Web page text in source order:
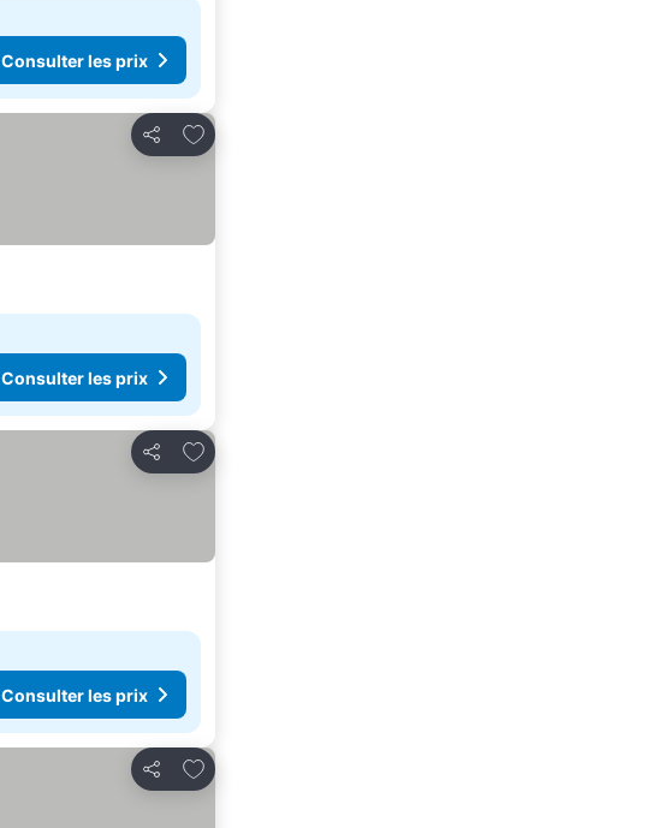
Consulter les prix
Partager
Ajouter à mes favoris
Consulter les prix
Partager
Ajouter à mes favoris
Consulter les prix
Partager
Ajouter à mes favoris